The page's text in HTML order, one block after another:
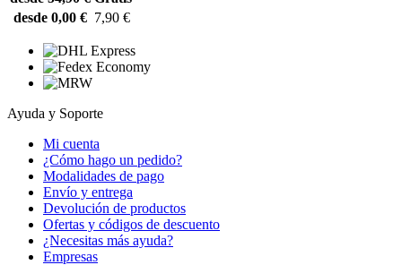
desde 0,00 € 7,90 €
Ayuda y Soporte
Mi cuenta
¿Cómo hago un pedido?
Modalidades de pago
Envío y entrega
Devolución de productos
Ofertas y códigos de descuento
¿Necesitas más ayuda?
Empresas